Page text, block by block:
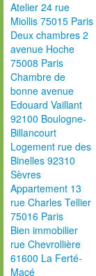
Atelier 24 rue
Miollis 75015 Paris
Deux chambres 2
avenue Hoche
75008 Paris
Chambre de
bonne avenue
Edouard Vaillant
92100 Boulogne-
Billancourt
Logement rue des
Binelles 92310
Sèvres
Appartement 13
rue Charles Tellier
75016 Paris
Bien immobilier
rue Chevrollière
61600 La Ferté-
Macé